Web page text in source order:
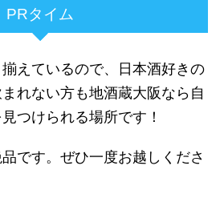
PRタイム
えているので、日本酒好きの
れない方も地酒蔵大阪なら自
つけられる場所です！
です。ぜひ一度お越しくださ